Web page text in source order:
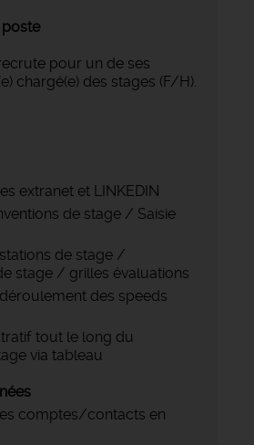
pour un de ses
chargé(e) des stages (F/H).
extranet et LINKEDIN
de stage / Saisie
de stage /
stage / grilles évaluations
des speeds
tout le long du
via tableau
comptes/contacts en